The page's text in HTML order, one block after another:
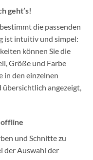
geht’s!
die passenden
ist intuitiv und simpel:
können Sie die
Größe und Farbe
in den einzelnen
angezeigt,
offline
und Schnitte zu
der Auswahl der